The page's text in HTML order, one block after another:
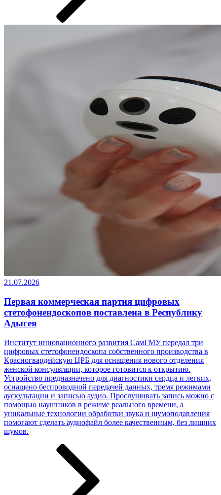
21.07.2026
Первая коммерческая партия цифровых
стетофонендоскопов поставлена в Республику
Адыгея
Институт инновационного развития СамГМУ передал три
цифровых стетофонендоскопа собственного производства в
Красногвардейскую ЦРБ для оснащения нового отделения
женской консультации, которое готовится к открытию.
Устройство предназначено для диагностики сердца и легких,
оснащено беспроводной передачей данных, тремя режимами
аускультации и записью аудио. Прослушивать запись можно с
помощью наушников в режиме реального времени, а
уникальные технологии обработки звука и шумоподавления
помогают сделать аудиофайл более качественным, без лишних
шумов.